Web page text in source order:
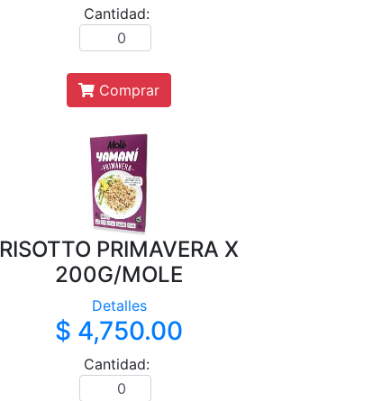
Cantidad:
Comprar
RISOTTO PRIMAVERA X
200G/MOLE
Detalles
$ 4,750.00
Cantidad: